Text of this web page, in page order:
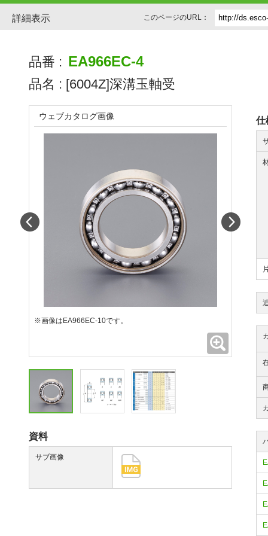
詳細表示 このページのURL：
品番 : EA966EC-4
品名 : [6004Z]深溝玉軸受
仕
ウェブカタログ画像
※画像はEA966EC-10です。
資料
サブ画像